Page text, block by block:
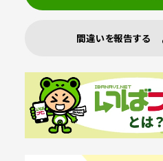
間違いを報告する